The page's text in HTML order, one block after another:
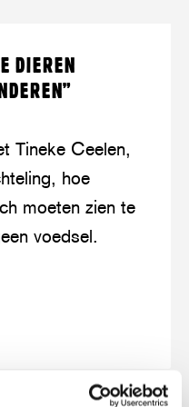
DIEREN
Tineke Ceelen,
hoe
moeten zien te
voedsel.